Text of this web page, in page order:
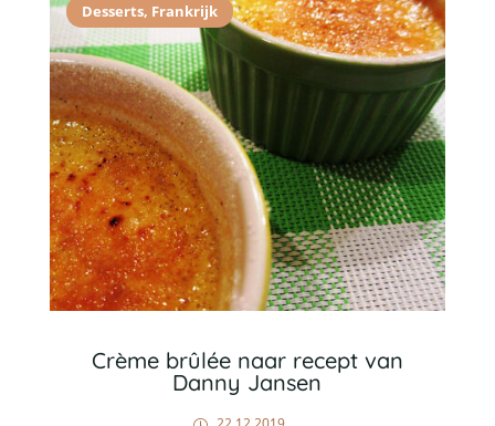
Desserts, Frankrijk
Crème brûlée naar recept van
Danny Jansen